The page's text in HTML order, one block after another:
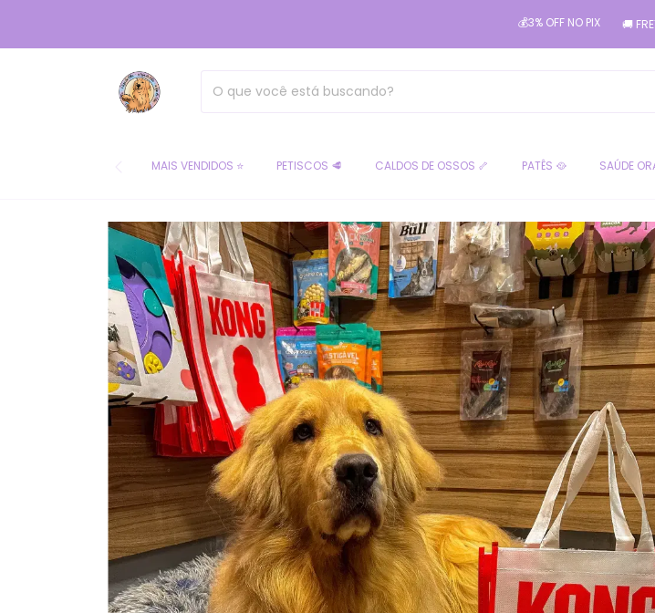
💰3% OFF NO PIX 🚚 FRETE GRÁTIS À
MAIS VENDIDOS ⭐ PETISCOS 🥩 CALDOS DE OSSOS 🦴 PATÊS 🥘 SAÚDE